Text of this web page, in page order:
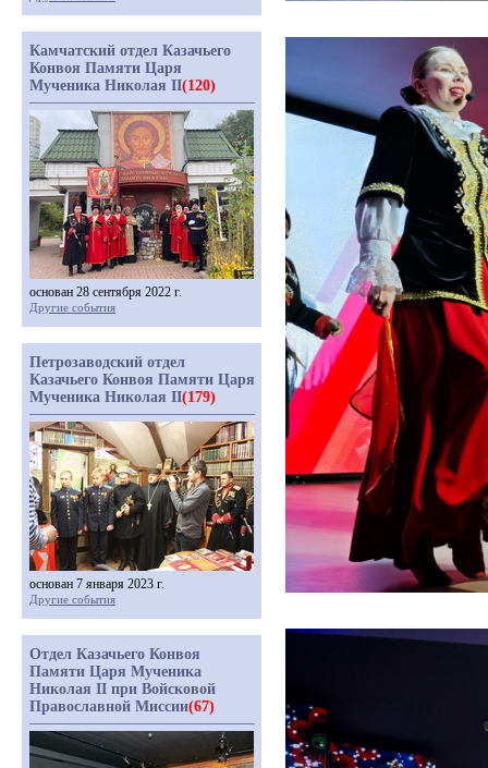
Камчатский отдел Казачьего
Конвоя Памяти Царя
Мученика Николая II(120)
основан 28 сентября 2022 г.
Другие события
Петрозаводский отдел
Казачьего Конвоя Памяти Царя
Мученика Николая II(179)
основан 7 января 2023 г.
Другие события
Отдел Казачьего Конвоя
Памяти Царя Мученика
Николая II при Войсковой
Православной Миссии(67)